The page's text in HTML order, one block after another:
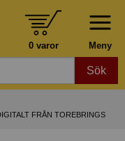
Meny
0 varor
Sök
FRÅN TOREBRINGS